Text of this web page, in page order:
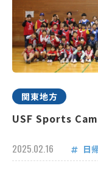
関東地方
USF Sports
2025.02.16 日